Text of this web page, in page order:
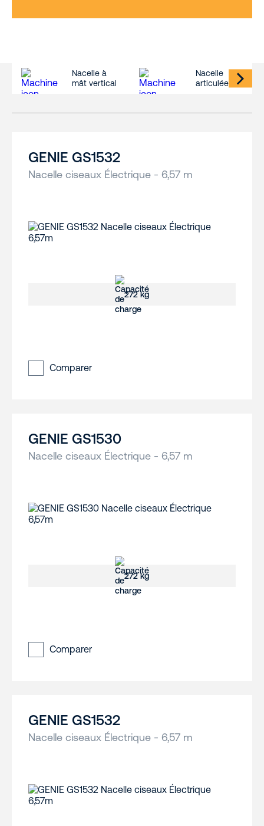
Nacelle à
mât vertical
Nacelle
articulée
GENIE GS1532
Nacelle ciseaux Électrique - 6,57 m
272 kg
Comparer
GENIE GS1530
Nacelle ciseaux Électrique - 6,57 m
272 kg
Comparer
GENIE GS1532
Nacelle ciseaux Électrique - 6,57 m